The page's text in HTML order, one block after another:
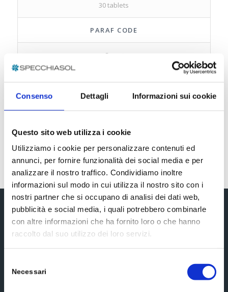
Consenso Dettagli Informazioni sui cookie
Questo sito web utilizza i cookie
Utilizziamo i cookie per personalizzare contenuti ed
annunci, per fornire funzionalità dei social media e per
analizzare il nostro traffico. Condividiamo inoltre
informazioni sul modo in cui utilizza il nostro sito con i
nostri partner che si occupano di analisi dei dati web,
pubblicità e social media, i quali potrebbero combinarle
con altre informazioni che ha fornito loro o che hanno
raccolto dal suo utilizzo dei loro servizi.
delNecessari
30 tablets
PARAF CODE
EAN CODE
8002738851383
Subscribe to our newsletter